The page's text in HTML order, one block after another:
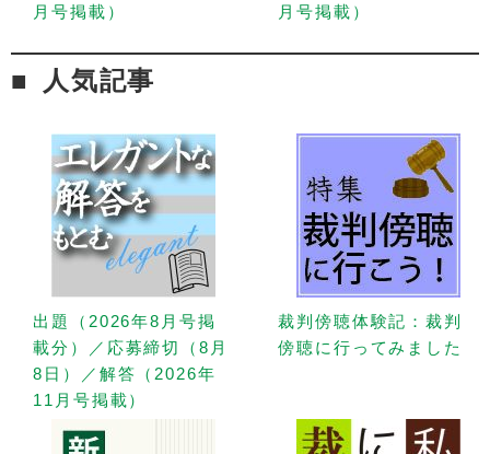
月号掲載）
月号掲載）
人気記事
出題（2026年8月号掲
載分）／応募締切（8月
8日）／解答（2026年
11月号掲載）
裁判傍聴体験記：裁判
傍聴に行ってみました